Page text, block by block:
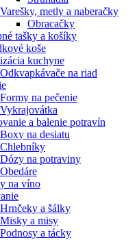
Varešky, metly a naberačky
Obracačky
tašky a košíky
koše
kuchyne
Odkvapkávače na riad
Formy na pečenie
Vykrajovátka
a balenie potravín
Boxy na desiatu
Chlebníky
Dózy na potraviny
Obedáre
na víno
Hrnčeky a šálky
Misky a misy
Podnosy a tácky